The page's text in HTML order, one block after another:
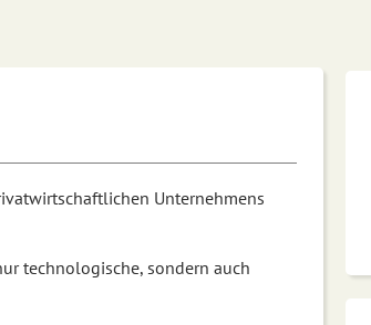
Unternehmens
technologische, sondern auch